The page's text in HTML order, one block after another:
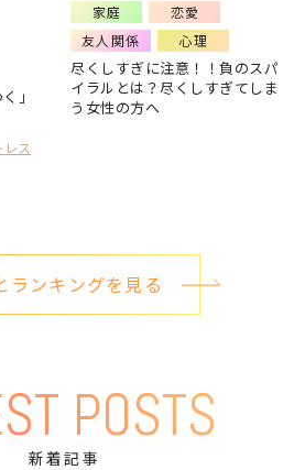
」
ス
家庭
恋愛
友人関係
心理
尽くしすぎに注意！！負のスパ
イラルとは？尽くしすぎてしま
う女性の方へ
ランキングを見る
POSTS
新着記事